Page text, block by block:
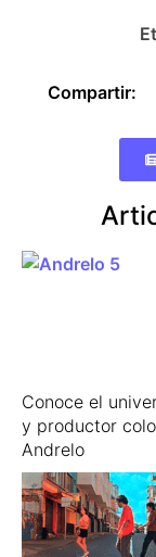
Compartir:
Conoce el
y productor
Andrelo